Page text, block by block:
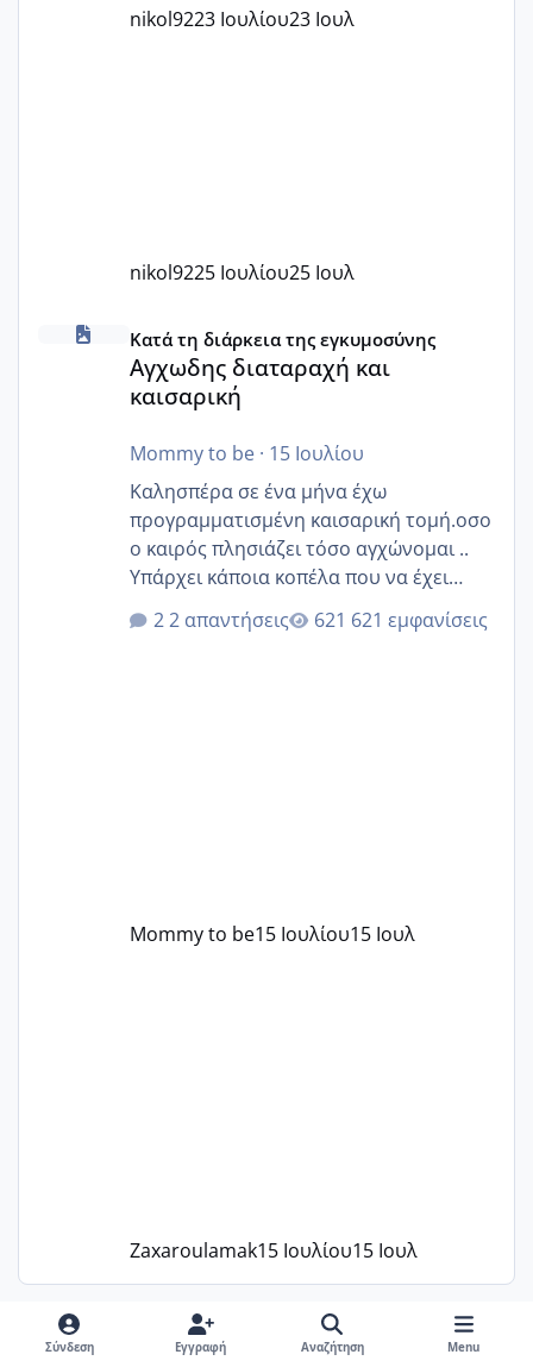
nikol9223 Ιουλίου23 Ιουλ
nikol9225 Ιουλίου25 Ιουλ
Αγχωδης διαταραχή και καισαρική
Κατά τη διάρκεια της εγκυμοσύνης
Αγχωδης διαταραχή και
καισαρική
Mommy to be· 15 Ιουλίου
Καλησπέρα σε ένα μήνα έχω
προγραμματισμένη καισαρική τομή.οσο
ο καιρός πλησιάζει τόσο αγχώνομαι ..
Υπάρχει κάποια κοπέλα που να έχει
παρόμοιο ιστορικό να μας πει την
εμπειρία της;Να σημειώσω είναι η
2 απαντήσεις 621 εμφανίσεις
Mommy to be15 Ιουλίου15 Ιουλ
Zaxaroulamak15 Ιουλίου15 Ιουλ
Ακολουθήστε μας στο Instagram
Σύνδεση Εγγραφή Αναζήτηση Menu